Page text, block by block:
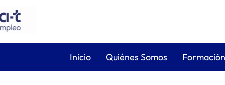
Inicio Quiénes Somos Formación